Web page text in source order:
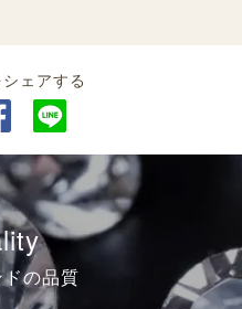
ェアする
の品質